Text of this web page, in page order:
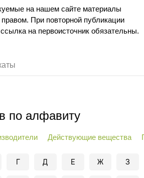
на нашем сайте материалы
При повторной публикации
на первоисточник обязательны.
по алфавиту
Действующие вещества
Г Д Е Ж З